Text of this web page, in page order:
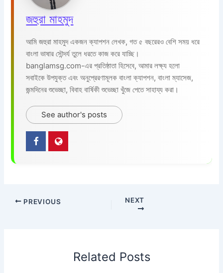
জহুরা মাহমুদ
আমি জহুরা মাহমুদ একজন ক্যাপশন লেখক, গত ৫ বছরেরও বেশি সময় ধরে
বাংলা ভাষার সৌন্দর্য তুলে ধরতে কাজ করে যাচ্ছি।
banglamsg.com-এর প্রতিষ্ঠাতা হিসেবে, আমার লক্ষ্য হলো
সবাইকে উপযুক্ত এবং অনুপ্রেরণামূলক বাংলা ক্যাপশন, বাংলা ম্যাসেজ,
জন্মদিনের শুভেচ্ছা, বিবাহ বার্ষিকী শুভেচ্ছা খুঁজে পেতে সাহায্য করা।
See author's posts
PREVIOUS NEXT
Related Posts